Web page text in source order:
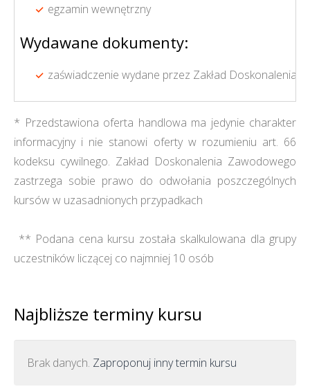
egzamin wewnętrzny
Wydawane dokumenty:
zaświadczenie wydane przez Zakład Doskonalenia
* Przedstawiona oferta handlowa ma jedynie charakter
informacyjny i nie stanowi oferty w rozumieniu art. 66
kodeksu cywilnego. Zakład Doskonalenia Zawodowego
zastrzega sobie prawo do odwołania poszczególnych
kursów w uzasadnionych przypadkach
** Podana cena kursu została skalkulowana dla grupy
uczestników liczącej co najmniej 10 osób
Najbliższe terminy kursu
Brak danych. Zaproponuj inny termin kursu